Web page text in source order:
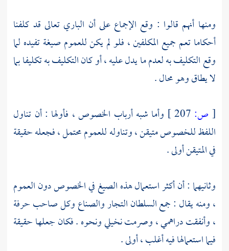
ومنها أنهم قالوا : وقع الإجماع على أن الباري تعالى قد كلفنا
أحكاما تعم جميع المكلفين ، فلو لم يكن للعموم صيغة تفيده لما
وقع التكليف به لعدم ما يدل عليه ، أو كان التكليف به تكليفا بما
لا يطاق وهو محال .
[ ص:
وأما شبه أرباب الخصوص ، فأولها : أن تناول
اللفظ للخصوص متيقن ، وتناوله للعموم محتمل ، فجعله حقيقة
في المتيقن أولى .
وثانيهما : أن أكثر استعمال هذه الصيغ في الخصوص دون العموم
، ومنه يقال : جمع السلطان التجار والصناع وكل صاحب حرفة
، وأنفقت دراهمي ، وصرمت نخيلي ونحوه . فكان جعلها حقيقة
فيما استعمالها فيه أغلب ، أولى .